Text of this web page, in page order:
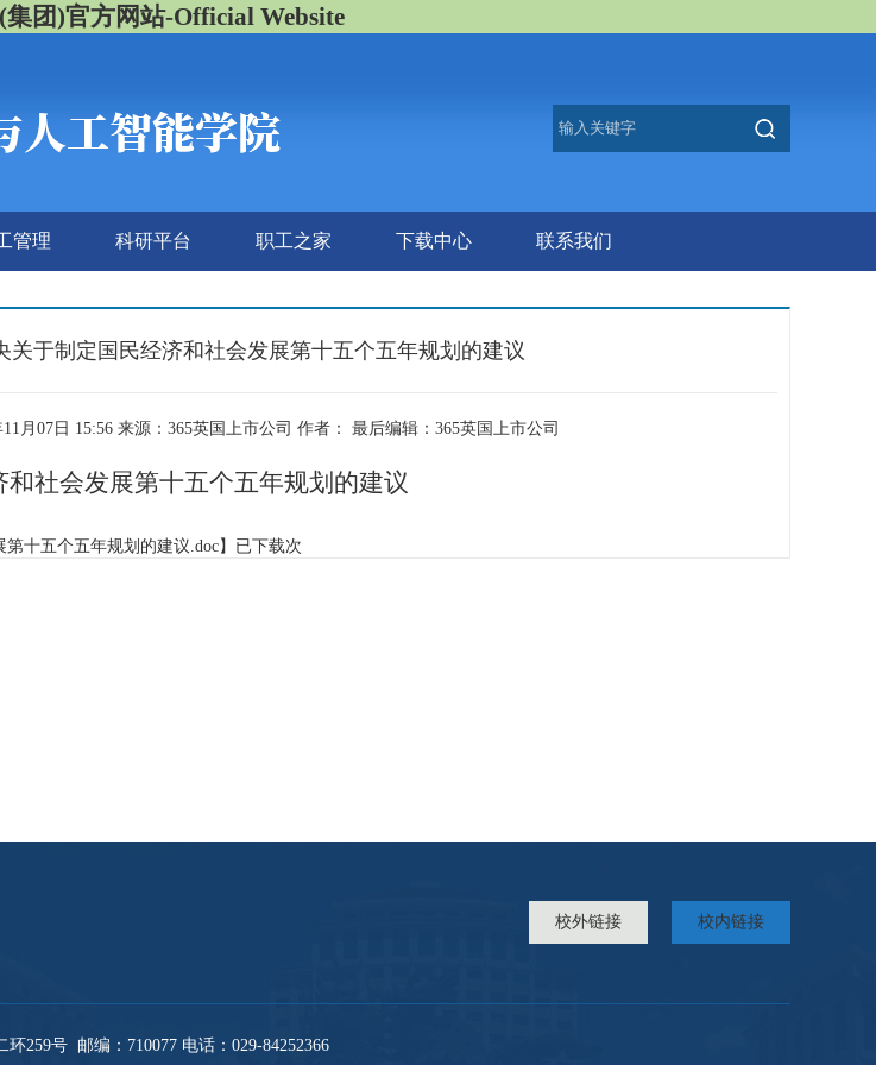
团)官方网站-Official Website
管理 科研平台 职工之家 下载中心 联系我们
关于制定国民经济和社会发展第十五个五年规划的建议
11月07日 15:56 来源：365英国上市公司 作者： 最后编辑：​365英国上市公司
社会发展第十五个五年规划的建议
十五个五年规划的建议.doc】已下载次
校内链接
校外链接
259号 邮编：710077 电话：029-84252366